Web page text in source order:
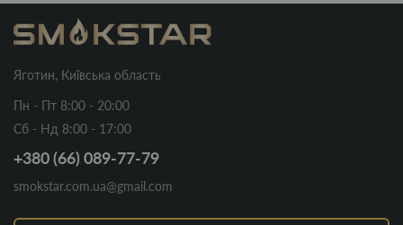
Яготин, Київська область
Пн - Пт 8:00 - 20:00
Сб - Нд 8:00 - 17:00
+380 (66) 089-77-79
smokstar.com.ua@gmail.com